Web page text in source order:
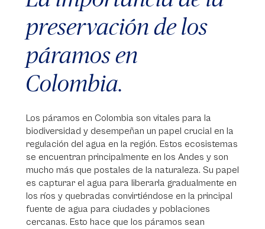
preservación de los
páramos en
Colombia.
Los páramos en Colombia son vitales para la
biodiversidad y desempeñan un papel crucial en la
regulación del agua en la región. Estos ecosistemas
se encuentran principalmente en los Andes y son
mucho más que postales de la naturaleza. Su papel
es capturar el agua para liberarla gradualmente en
los ríos y quebradas convirtiéndose en la principal
fuente de agua para ciudades y poblaciones
cercanas. Esto hace que los páramos sean